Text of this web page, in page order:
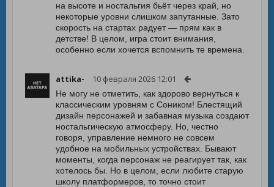
на высоте и ностальгия бьёт через край, но
некоторые уровни слишком запутанные. Зато
скорость на стартах радует — прям как в
детстве! В целом, игра стоит внимания,
особенно если хочется вспомнить те времена.
attika- 10 февраля 2026 12:01
Не могу не отметить, как здорово вернуться к
классическим уровням с Соником! Блестящий
дизайн персонажей и забавная музыка создают
ностальгическую атмосферу. Но, честно
говоря, управление немного не совсем
удобное на мобильных устройствах. Бывают
моменты, когда персонаж не реагирует так, как
хотелось бы. Но в целом, если любите старую
школу платформеров, то точно стоит